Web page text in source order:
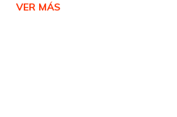
VER MÁS